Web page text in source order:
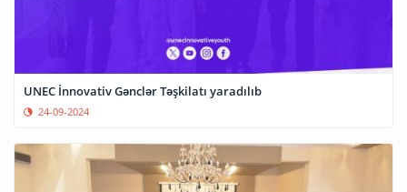
UNEC İnnovativ Gənclər Təşkilatı yaradılıb
24-09-2024